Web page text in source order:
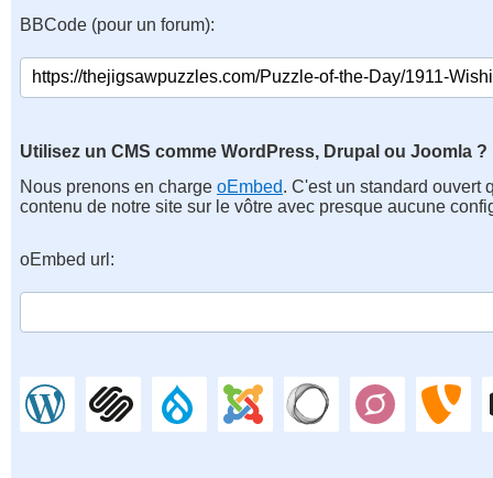
BBCode (pour un forum):
Utilisez un CMS comme WordPress, Drupal ou Joomla ?
Nous prenons en charge oEmbed. C'est un standard ouvert
contenu de notre site sur le vôtre avec presque aucune
oEmbed url: